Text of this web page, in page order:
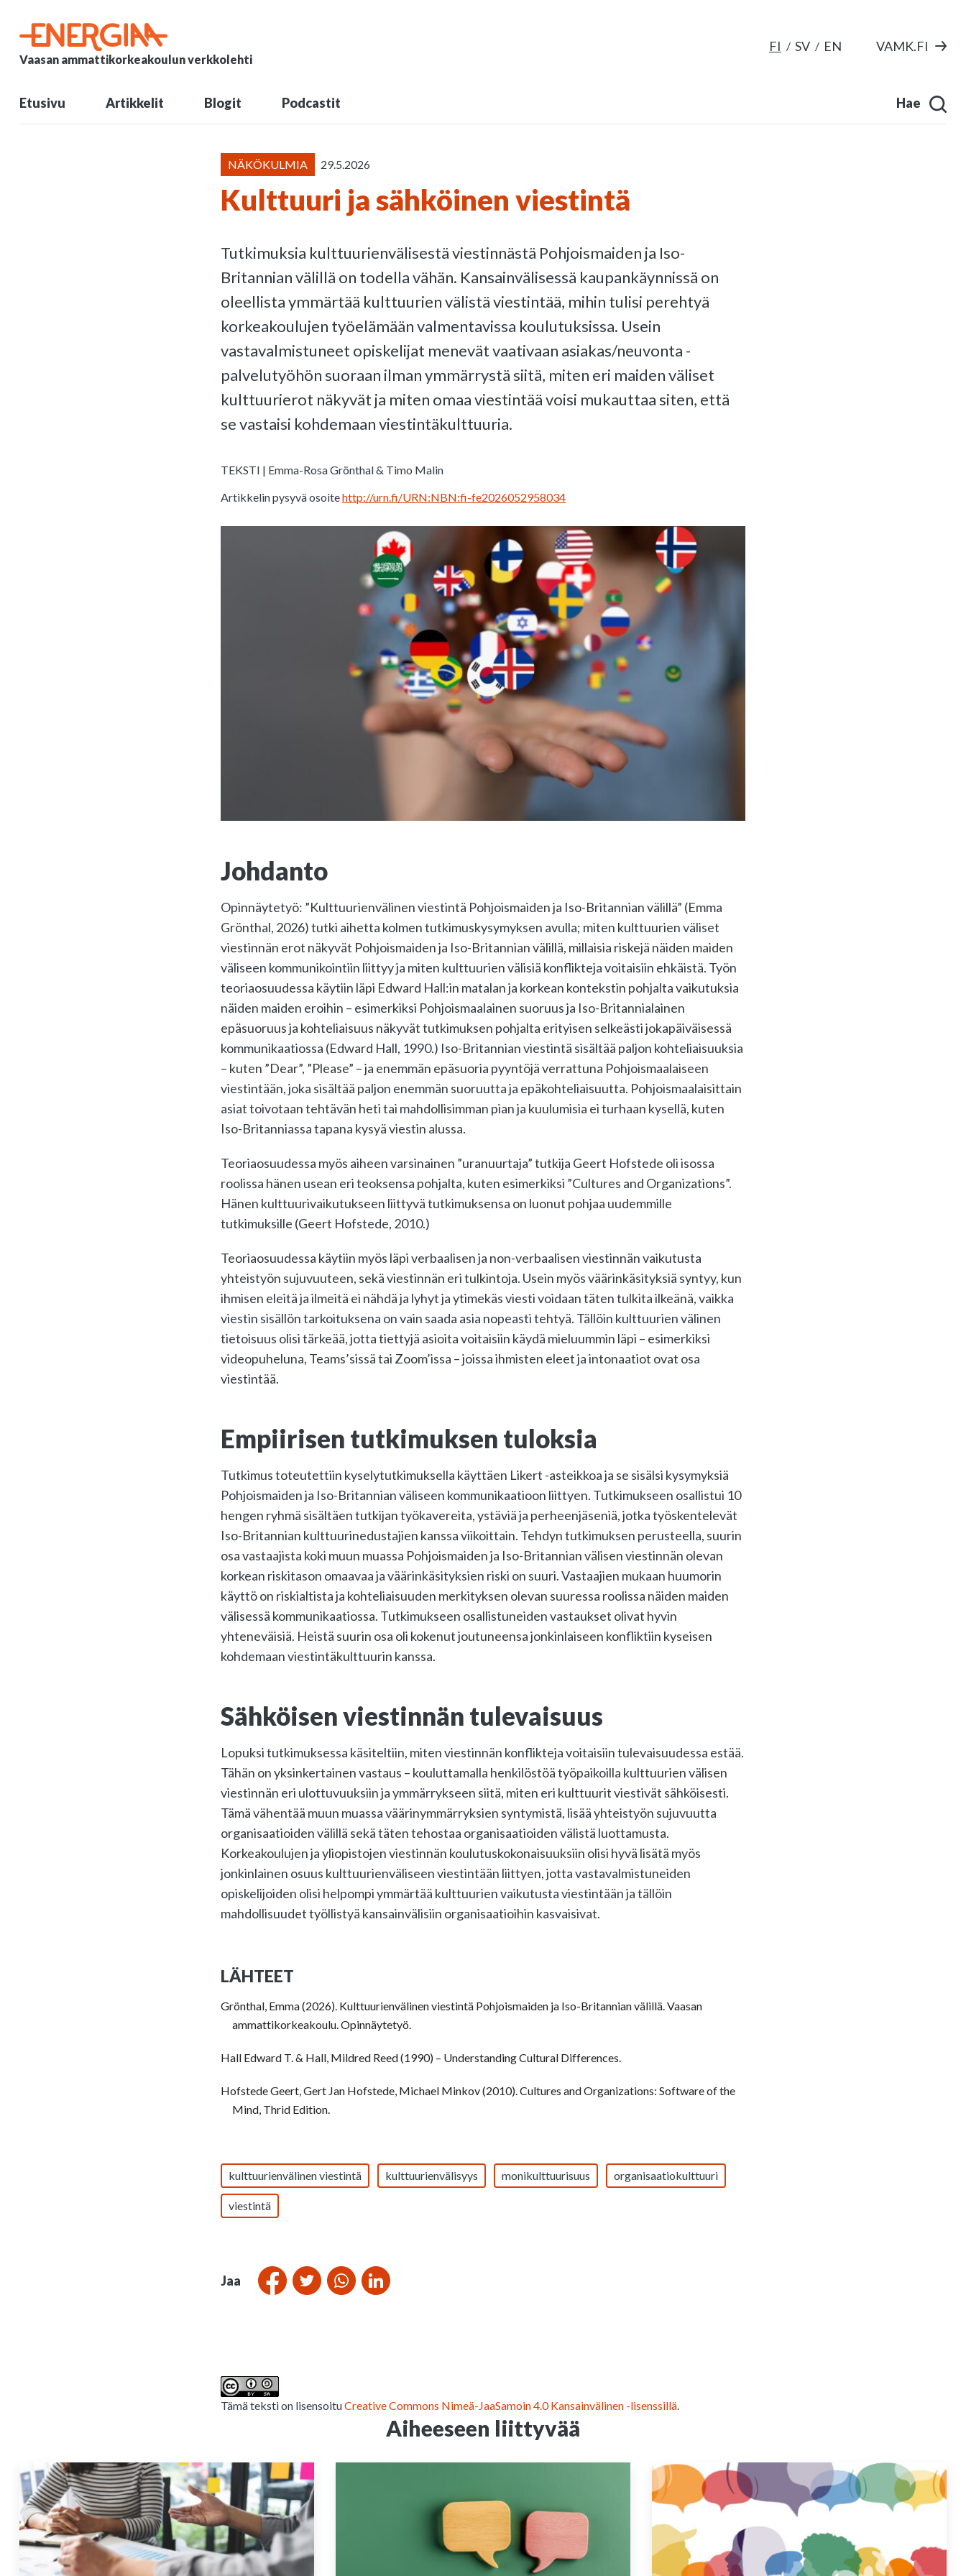
FI SV EN VAMK.FI
Vaasan ammattikorkeakoulun verkkolehti
Etusivu Artikkelit Blogit Podcastit Hae
NÄKÖKULMIA 29.5.2026
Kulttuuri ja sähköinen viestintä
Tutkimuksia kulttuurienvälisestä viestinnästä Pohjoismaiden ja Iso-
Britannian välillä on todella vähän. Kansainvälisessä kaupankäynnissä on
oleellista ymmärtää kulttuurien välistä viestintää, mihin tulisi perehtyä
korkeakoulujen työelämään valmentavissa koulutuksissa. Usein
vastavalmistuneet opiskelijat menevät vaativaan asiakas/neuvonta -
palvelutyöhön suoraan ilman ymmärrystä siitä, miten eri maiden väliset
kulttuurierot näkyvät ja miten omaa viestintää voisi mukauttaa siten, että
se vastaisi kohdemaan viestintäkulttuuria.
TEKSTI | Emma-Rosa Grönthal & Timo Malin
Artikkelin pysyvä osoitehttp://urn.fi/URN:NBN:fi-fe2026052958034
Johdanto
Opinnäytetyö: ”Kulttuurienvälinen viestintä Pohjoismaiden ja Iso-Britannian välillä” (Emma
Grönthal, 2026) tutki aihetta kolmen tutkimuskysymyksen avulla; miten kulttuurien väliset
viestinnän erot näkyvät Pohjoismaiden ja Iso-Britannian välillä, millaisia riskejä näiden maiden
väliseen kommunikointiin liittyy ja miten kulttuurien välisiä konflikteja voitaisiin ehkäistä. Työn
teoriaosuudessa käytiin läpi Edward Hall:in matalan ja korkean kontekstin pohjalta vaikutuksia
näiden maiden eroihin – esimerkiksi Pohjoismaalainen suoruus ja Iso-Britannialainen
epäsuoruus ja kohteliaisuus näkyvät tutkimuksen pohjalta erityisen selkeästi jokapäiväisessä
kommunikaatiossa (Edward Hall, 1990.) Iso-Britannian viestintä sisältää paljon kohteliaisuuksia
– kuten ”Dear”, ”Please” – ja enemmän epäsuoria pyyntöjä verrattuna Pohjoismaalaiseen
viestintään, joka sisältää paljon enemmän suoruutta ja epäkohteliaisuutta. Pohjoismaalaisittain
asiat toivotaan tehtävän heti tai mahdollisimman pian ja kuulumisia ei turhaan kysellä, kuten
Iso-Britanniassa tapana kysyä viestin alussa.
Teoriaosuudessa myös aiheen varsinainen ”uranuurtaja” tutkija Geert Hofstede oli isossa
roolissa hänen usean eri teoksensa pohjalta, kuten esimerkiksi ”Cultures and Organizations”.
Hänen kulttuurivaikutukseen liittyvä tutkimuksensa on luonut pohjaa uudemmille
tutkimuksille (Geert Hofstede, 2010.)
Teoriaosuudessa käytiin myös läpi verbaalisen ja non-verbaalisen viestinnän vaikutusta
yhteistyön sujuvuuteen, sekä viestinnän eri tulkintoja. Usein myös väärinkäsityksiä syntyy, kun
ihmisen eleitä ja ilmeitä ei nähdä ja lyhyt ja ytimekäs viesti voidaan täten tulkita ilkeänä, vaikka
viestin sisällön tarkoituksena on vain saada asia nopeasti tehtyä. Tällöin kulttuurien välinen
tietoisuus olisi tärkeää, jotta tiettyjä asioita voitaisiin käydä mieluummin läpi – esimerkiksi
videopuheluna, Teams’sissä tai Zoom’issa – joissa ihmisten eleet ja intonaatiot ovat osa
viestintää.
Empiirisen tutkimuksen tuloksia
Tutkimus toteutettiin kyselytutkimuksella käyttäen Likert -asteikkoa ja se sisälsi kysymyksiä
Pohjoismaiden ja Iso-Britannian väliseen kommunikaatioon liittyen. Tutkimukseen osallistui 10
hengen ryhmä sisältäen tutkijan työkavereita, ystäviä ja perheenjäseniä, jotka työskentelevät
Iso-Britannian kulttuurinedustajien kanssa viikoittain. Tehdyn tutkimuksen perusteella, suurin
osa vastaajista koki muun muassa Pohjoismaiden ja Iso-Britannian välisen viestinnän olevan
korkean riskitason omaavaa ja väärinkäsityksien riski on suuri. Vastaajien mukaan huumorin
käyttö on riskialtista ja kohteliaisuuden merkityksen olevan suuressa roolissa näiden maiden
välisessä kommunikaatiossa. Tutkimukseen osallistuneiden vastaukset olivat hyvin
yhteneväisiä. Heistä suurin osa oli kokenut joutuneensa jonkinlaiseen konfliktiin kyseisen
kohdemaan viestintäkulttuurin kanssa.
Sähköisen viestinnän tulevaisuus
Lopuksi tutkimuksessa käsiteltiin, miten viestinnän konflikteja voitaisiin tulevaisuudessa estää.
Tähän on yksinkertainen vastaus – kouluttamalla henkilöstöä työpaikoilla kulttuurien välisen
viestinnän eri ulottuvuuksiin ja ymmärrykseen siitä, miten eri kulttuurit viestivät sähköisesti.
Tämä vähentää muun muassa väärinymmärryksien syntymistä, lisää yhteistyön sujuvuutta
organisaatioiden välillä sekä täten tehostaa organisaatioiden välistä luottamusta.
Korkeakoulujen ja yliopistojen viestinnän koulutuskokonaisuuksiin olisi hyvä lisätä myös
jonkinlainen osuus kulttuurienväliseen viestintään liittyen, jotta vastavalmistuneiden
opiskelijoiden olisi helpompi ymmärtää kulttuurien vaikutusta viestintään ja tällöin
mahdollisuudet työllistyä kansainvälisiin organisaatioihin kasvaisivat.
LÄHTEET
Grönthal, Emma (2026). Kulttuurienvälinen viestintä Pohjoismaiden ja Iso-Britannian välillä. Vaasan
ammattikorkeakoulu. Opinnäytetyö.
Hall Edward T. & Hall, Mildred Reed (1990) – Understanding Cultural Differences.
Hofstede Geert, Gert Jan Hofstede, Michael Minkov (2010). Cultures and Organizations: Software of the
Mind, Thrid Edition.
kulttuurienvälinen viestintä kulttuurienvälisyys monikulttuurisuus organisaatiokulttuuri
viestintä
Jaa
Tämä teksti on lisensoituCreative Commons Nimeä-JaaSamoin 4.0 Kansainvälinen -lisenssillä
Aiheeseen liittyvää